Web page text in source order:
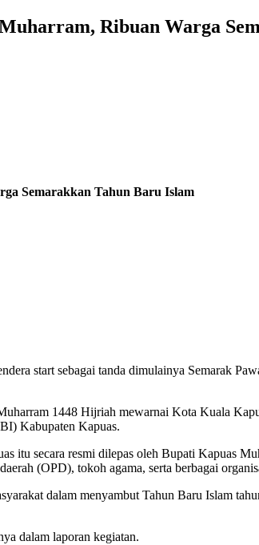
Ribuan Warga
Semarakkan Tahun Baru Islam
start sebagai tanda dimulainya Semarak
1448 Hijriah mewarnai Kota Kuala
Kabupaten Kapuas.
itu secara resmi dilepas oleh Bupati Kapuas
(OPD), tokoh agama, serta berbagai
dalam menyambut Tahun Baru Islam
dalam laporan kegiatan.